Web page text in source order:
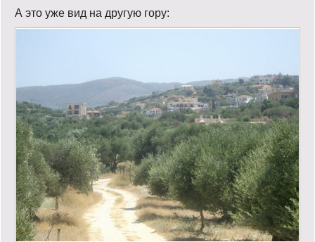
А это уже вид на другую гору: